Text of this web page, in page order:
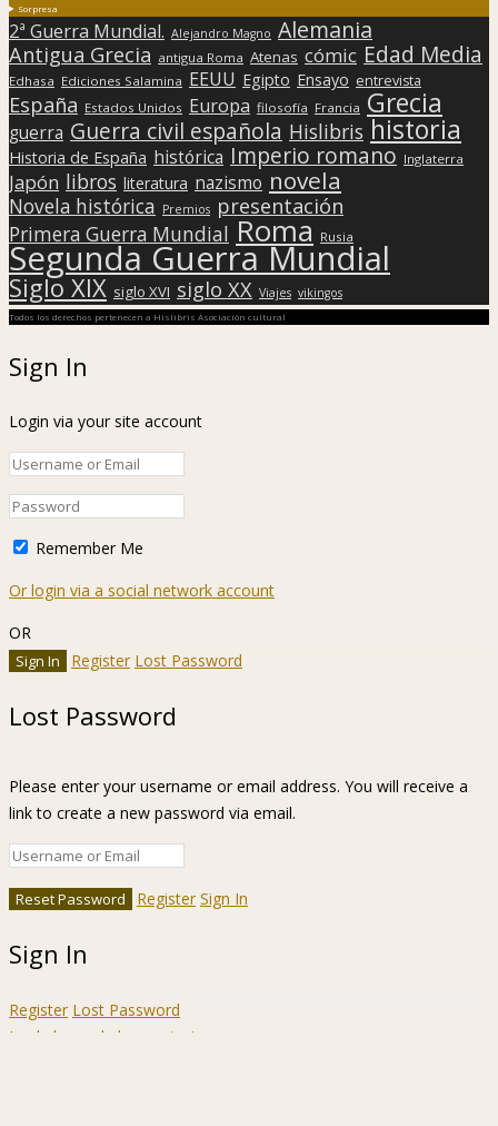
Sorpresa
2ª Guerra Mundial. Alejandro Magno Alemania
Antigua Grecia antigua Roma Atenas cómic Edad Media
Edhasa Ediciones Salamina EEUU Egipto Ensayo entrevista
España Estados Unidos Europa filosofía Francia Grecia
guerra Guerra civil española Hislibris historia
Historia de España histórica Imperio romano Inglaterra
Japón libros literatura nazismo novela
Novela histórica Premios presentación
Primera Guerra Mundial Roma Rusia
Segunda Guerra Mundial
Siglo XIX siglo XVI siglo XX Viajes vikingos
Todos los derechos pertenecen a Hislibris Asociación cultural
Sign In
Login via your site account
Remember Me
Or login via a social network account
OR
Register Lost Password
Lost Password
Please enter your username or email address. You will receive a
link to create a new password via email.
Register Sign In
Sign In
Register Lost Password
Ir a la barra de herramientas